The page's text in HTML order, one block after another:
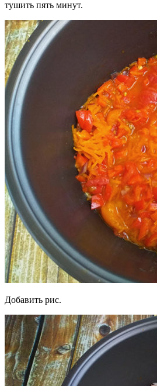
тушить пять минут.
Добавить рис.